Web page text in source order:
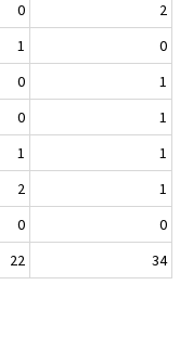
0
2
1
0
0
1
0
1
1
1
2
1
0
0
22 34